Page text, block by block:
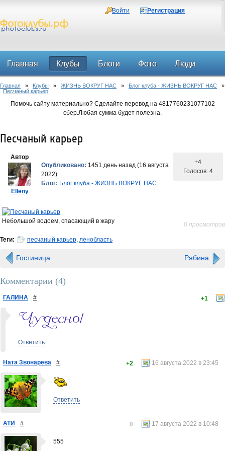
Войти Регистрация
Главная Клубы Блоги Фото Люди
Форум
Главная » Клубы » ЖИЗНЬ ВОКРУГ НАС » Блог клуба - ЖИЗНЬ ВОКРУГ НАС »
Песчаный карьер
Помочь сайту материально? Сделайте перевод на 4817760231077102
сбер.Любая сумма будет полезна.
Песчаный карьер
Автор
Elleny
Опубликовано: 1451 день назад (16 августа
2022)
Блог: Блог клуба - ЖИЗНЬ ВОКРУГ НАС
+4
Голосов: 4
Небольшой водоем, спасающий в жару 0 просмотров
Теги: песчаный карьер, ленобласть
Гостиница Рябина
Комментарии (4)
ГАЛИНА # +1
Ответить
Ната Звонарева # 16 августа 2022 в 23:45
+2
Ответить
АТИ # 17 августа 2022 в 10:48
0
555